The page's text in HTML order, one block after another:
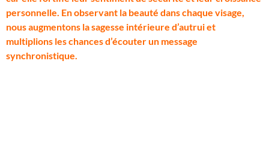
personnelle. En observant la beauté dans chaque visage,
nous augmentons la sagesse intérieure d’autrui et
multiplions les chances d’écouter un message
synchronistique.